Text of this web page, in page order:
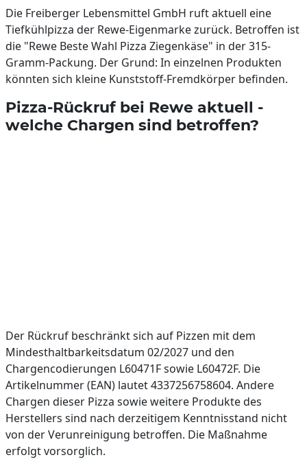
Die Freiberger Lebensmittel GmbH ruft aktuell eine
Tiefkühlpizza der Rewe-Eigenmarke zurück. Betroffen ist
die "Rewe Beste Wahl Pizza Ziegenkäse" in der 315-
Gramm-Packung. Der Grund: In einzelnen Produkten
könnten sich kleine Kunststoff-Fremdkörper befinden.
Pizza-Rückruf bei Rewe aktuell -
welche Chargen sind betroffen?
Der Rückruf beschränkt sich auf Pizzen mit dem
Mindesthaltbarkeitsdatum 02/2027 und den
Chargencodierungen L60471F sowie L60472F. Die
Artikelnummer (EAN) lautet 4337256758604. Andere
Chargen dieser Pizza sowie weitere Produkte des
Herstellers sind nach derzeitigem Kenntnisstand nicht
von der Verunreinigung betroffen. Die Maßnahme
erfolgt vorsorglich.